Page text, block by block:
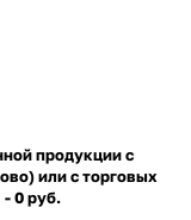
продукции с
или с торговых
- 0 руб.